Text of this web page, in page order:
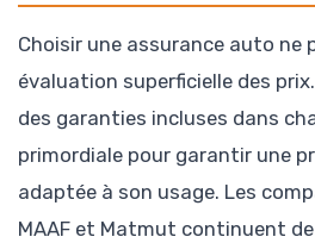
Choisir une assurance auto ne
évaluation superficielle des
des garanties incluses dans
primordiale pour garantir une
adaptée à son usage. Les
MAAF et Matmut continuent